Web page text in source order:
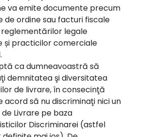
va emite documente precum
de ordine sau facturi fiscale
legale
și practicilor comerciale
ca dumneavoastră să
demnitatea şi diversitatea
de livrare, în consecinţă
acord să nu discriminaţi nici un
Livrare pe baza
Discriminarei (astfel